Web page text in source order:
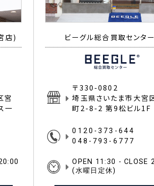
店)
宮
一
ビーグル総合買取センター
〒330-0802
埼玉県さいたま市大宮
町2-8-2 第9松ビル1F
0120-373-644
048-793-6777
OPEN 11:30 - CLOSE
(水曜日定休)